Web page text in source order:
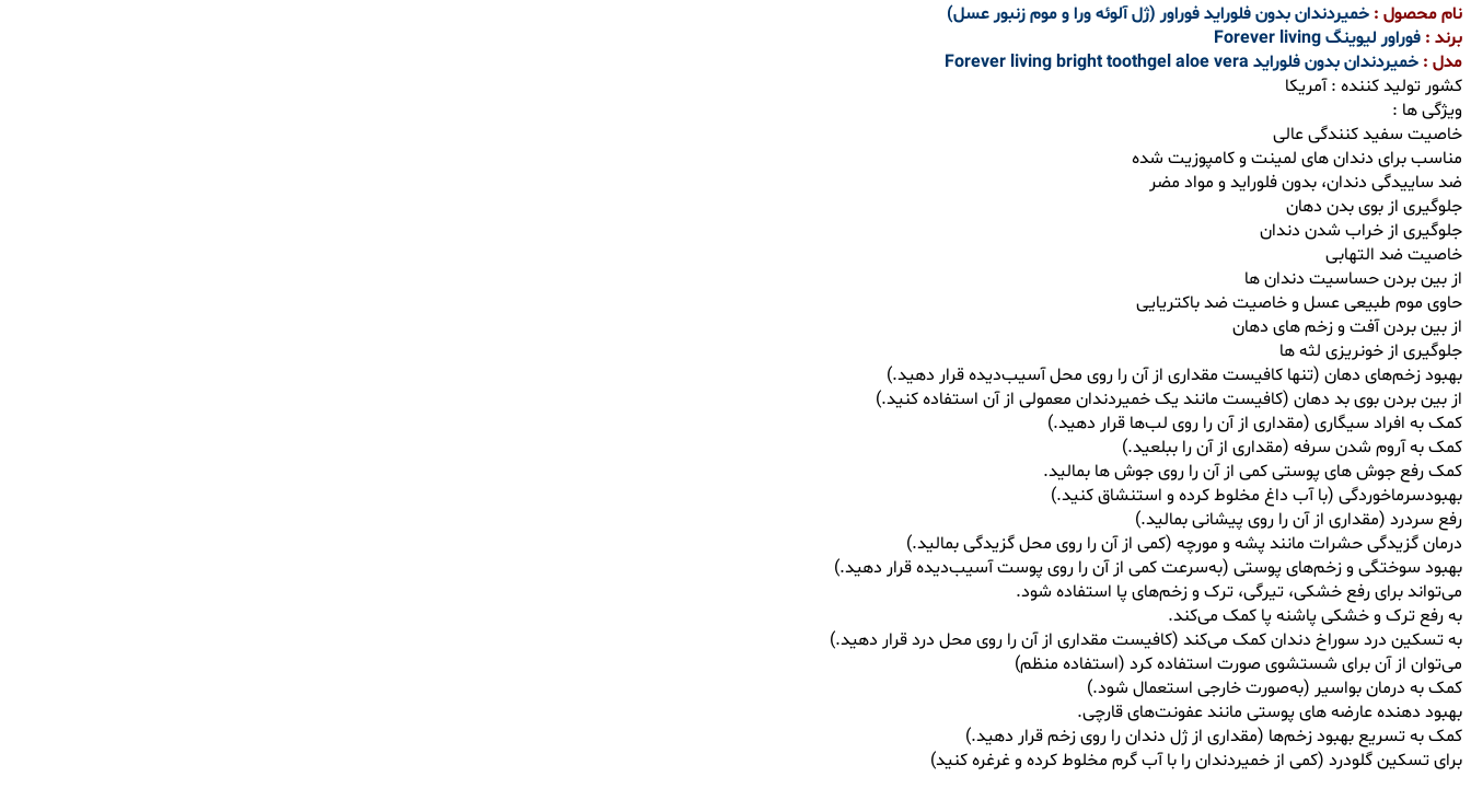
نام محصول : خمیردندان بدون فلوراید فوراور (ژل آلوئه ورا و موم زنبور عسل)
برند : فوراور لیوینگ Forever living
مدل : خمیردندان بدون فلوراید Forever living bright toothgel aloe vera
کشور تولید کننده : آمریکا
ویژگی ها :
خاصیت سفید کنندگی عالی
مناسب برای دندان های لمینت و کامپوزیت شده
ضد ساییدگی دندان، بدون فلوراید و مواد مضر
جلوگیری از بوی بدن دهان
جلوگیری از خراب شدن دندان
خاصیت ضد التهابی
از بین بردن حساسیت دندان ها
حاوی موم طبیعی عسل و خاصیت ضد باکتریایی
از بین بردن آفت و زخم های دهان
جلوگیری از خونریزی لثه ها
بهبود زخم‌های دهان (تنها کافیست مقداری از آن را روی محل آسیب‌دیده قرار دهید.)
از بین بردن بوی بد دهان (کافیست مانند یک خمیردندان معمولی از آن استفاده کنید.)
کمک به افراد سیگاری (مقداری از آن را روی لب‌ها قرار دهید.)
کمک به آروم شدن سرفه (مقداری از آن را ببلعید.)
کمک رفع جوش های پوستی کمی از آن را روی جوش ها بمالید.
بهبودسرماخوردگی (با آب داغ مخلوط کرده و استنشاق کنید.)
رفع سردرد (مقداری از آن را روی پیشانی بمالید.)
درمان گزیدگی حشرات مانند پشه و مورچه (کمی از آن را روی محل گزیدگی بمالید.)
بهبود سوختگی و زخم‌های پوستی (به‌سرعت کمی از آن را روی پوست آسیب‌دیده قرار دهید.)
می‌تواند برای رفع خشکی، تیرگی، ترک و زخم‌های پا استفاده شود.
به رفع ترک و خشکی پاشنه پا کمک می‌کند.
به تسکین درد سوراخ دندان کمک می‌کند (کافیست مقداری از آن را روی محل درد قرار دهید.)
می‌توان از آن برای شستشوی صورت استفاده کرد (استفاده منظم)
کمک به درمان بواسیر (به‌صورت خارجی استعمال شود.)
بهبود دهنده عارضه ‌های پوستی مانند عفونت‌های قارچی.
کمک به تسریع بهبود زخم‌ها (مقداری از ژل دندان را روی زخم قرار دهید.)
برای تسکین گلودرد (کمی از خمیردندان را با آب گرم مخلوط کرده و غرغره کنید)